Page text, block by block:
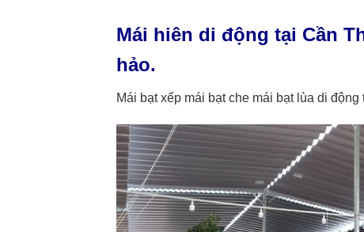
Mái hiên di động tại Cần
hảo.
Mái bạt xếp mái bạt che mái bạt lùa di